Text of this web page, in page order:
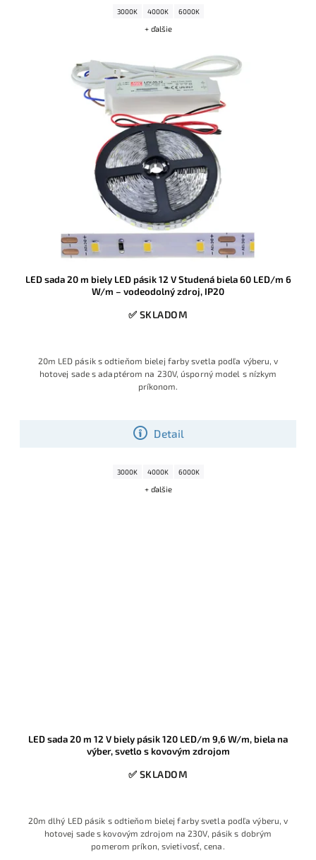
3000K 4000K 6000K
+ ďalšie
LED sada 20 m biely LED pásik 12 V Studená biela 60 LED/m 6
W/m – vodeodolný zdroj, IP20
✅ SKLADOM
Detail
20m LED pásik s odtieňom bielej farby svetla podľa výberu, v
hotovej sade s adaptérom na 230V, úsporný model s nízkym
príkonom.
3000K 4000K 6000K
+ ďalšie
LED sada 20 m 12 V biely pásik 120 LED/m 9,6 W/m, biela na
výber, svetlo s kovovým zdrojom
✅ SKLADOM
20m dlhý LED pásik s odtieňom bielej farby svetla podľa výberu, v
hotovej sade s kovovým zdrojom na 230V, pásik s dobrým
pomerom príkon, svietivosť, cena.